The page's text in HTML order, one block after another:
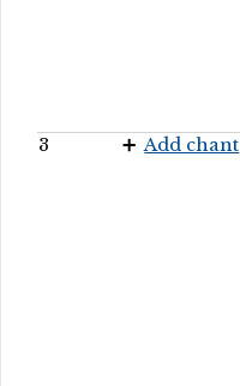
3 Add chant